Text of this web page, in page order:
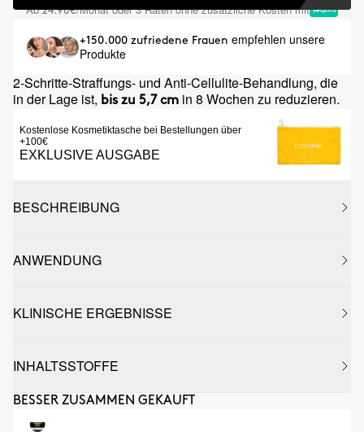
Ab24.98€/Monat oder 3 Raten ohne zusätzliche Kosten mit
+150.000 zufriedene Frauen empfehlen unsere
Produkte
2-Schritte-Straffungs- und Anti-Cellulite-Behandlung, die
in der Lage ist, bis zu 5,7 cm in 8 Wochen zu reduzieren.
Kostenlose Kosmetiktasche bei Bestellungen über
+100€
EXKLUSIVE AUSGABE
BESCHREIBUNG
ANWENDUNG
KLINISCHE ERGEBNISSE
INHALTSSTOFFE
BESSER ZUSAMMEN GEKAUFT